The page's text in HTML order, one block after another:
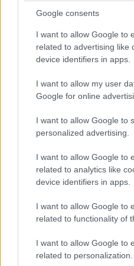
Google consents
I want to allow Google to
related to advertising like
device identifiers in apps.
I want to allow my user
Google for online
I want to allow Google to
personalized advertising.
I want to allow Google to
related to analytics like
device identifiers in apps.
I want to allow Google to
related to functionality of
I want to allow Google to
related to personalization.
dollár. Ez igazából
specifikációk megérnek,
A Chuwi Lapbook Pro
magos processzort rejt
GB tárhellyel. Az 1920 x
zárták. Nem hiányzik a
Pulzusméréssel segíti a
balatoni kardioösvény (X)